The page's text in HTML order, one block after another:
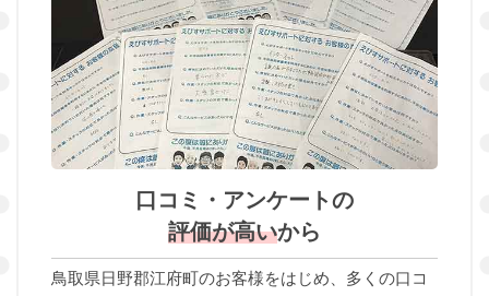
口コミ・アンケートの
評価が高いから
鳥取県日野郡江府町のお客様をはじめ、多くの口コ